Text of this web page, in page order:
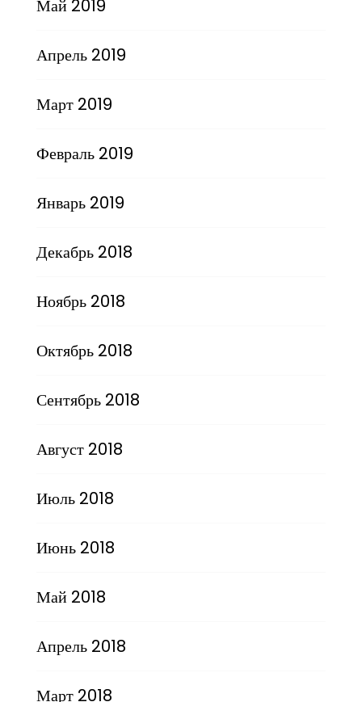
Май 2019
Апрель 2019
Март 2019
Февраль 2019
Январь 2019
Декабрь 2018
Ноябрь 2018
Октябрь 2018
Сентябрь 2018
Август 2018
Июль 2018
Июнь 2018
Май 2018
Апрель 2018
Март 2018